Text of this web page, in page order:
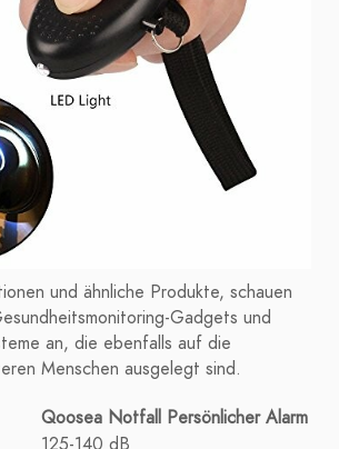
und ähnliche Produkte, schauen
Gadgets und
an, die ebenfalls auf die
Menschen ausgelegt sind.
Qoosea Notfall Persönlicher Alarm